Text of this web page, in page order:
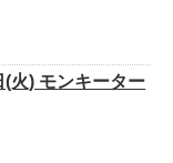
火) モンキーター